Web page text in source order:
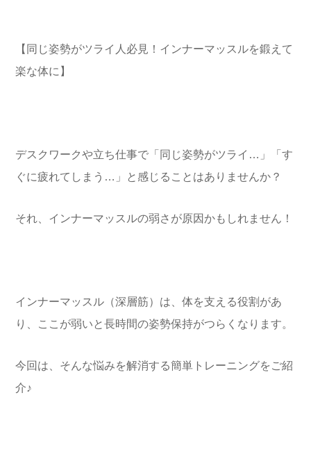
【同じ姿勢がツライ人必見！インナーマッスルを鍛えて
楽な体に】
デスクワークや立ち仕事で「同じ姿勢がツライ…」「す
ぐに疲れてしまう…」と感じることはありませんか？
それ、インナーマッスルの弱さが原因かもしれません！
インナーマッスル（深層筋）は、体を支える役割があ
り、ここが弱いと長時間の姿勢保持がつらくなります。
今回は、そんな悩みを解消する簡単トレーニングをご紹
介♪